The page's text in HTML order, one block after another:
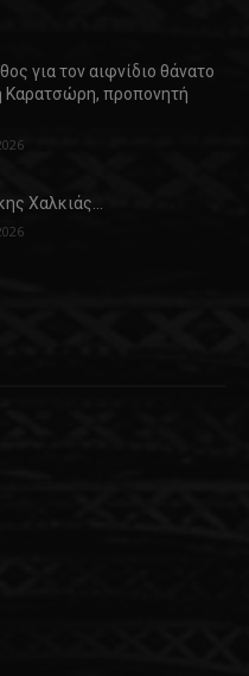
για τον αιφνίδιο θάνατο
Καρατσώρη, προπονητή
Χαλκιάς…